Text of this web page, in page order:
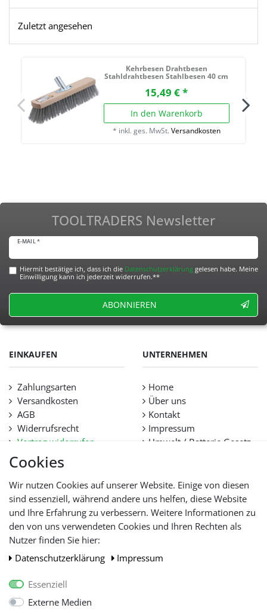
Cookies
Wir nutzen Cookies auf unserer Website. Einige von diesen
sind essenziell, während andere uns helfen, diese Website
und Ihre Erfahrung zu verbessern. Weitere Informationen zu
den von uns verwendeten Cookies und Ihren Rechten als
Nutzer finden Sie hier:
Daten­schutz­erklärung
Impressum
Essenziell
Externe Medien
Zuletzt angesehen
Kehrbesen Drahtbesen
Stahldrahtbesen Stahlbesen 40 cm
15,49 € *
In den Warenkorb
* inkl. ges. MwSt. Versandkosten
TOOLTRADERS Newsletter
E-MAIL *
Hiermit bestätige ich, dass ich die Daten­schutz­erklärunggelesen habe. Meine
Einwilligung kann ich jederzeit widerrufen.**
ABONNIEREN
EINKAUFEN
Zahlungsarten
Versandkosten
AGB
Widerrufsrecht
Vertrag widerrufen
Datenschutz
Hilfe
Lieferfristen und
Lieferbeschränkung
UNTERNEHMEN
Home
Über uns
Kontakt
Impressum
Umwelt / Batterie Gesetz
WIR AKZEPTIEREN